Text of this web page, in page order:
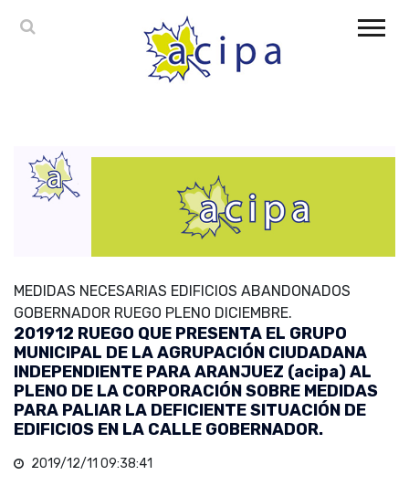
MEDIDAS NECESARIAS EDIFICIOS ABANDONADOS
GOBERNADOR RUEGO PLENO DICIEMBRE.
201912 RUEGO QUE PRESENTA EL GRUPO
MUNICIPAL DE LA AGRUPACIÓN CIUDADANA
INDEPENDIENTE PARA ARANJUEZ (acipa) AL
PLENO DE LA CORPORACIÓN SOBRE MEDIDAS
PARA PALIAR LA DEFICIENTE SITUACIÓN DE
EDIFICIOS EN LA CALLE GOBERNADOR.
2019/12/11 09:38:41